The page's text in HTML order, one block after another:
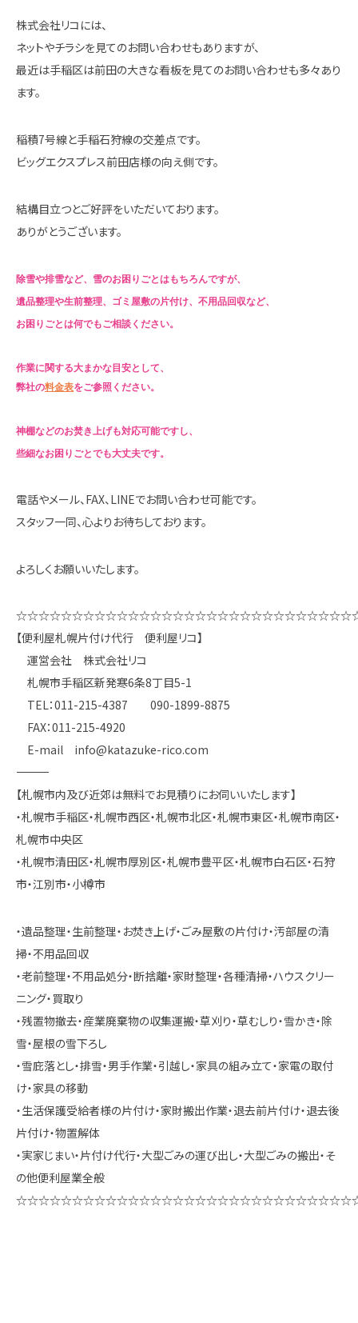
株式会社リコには、
ネットやチラシを見てのお問い合わせもありますが、
最近は手稲区は前田の大きな看板を見てのお問い合わせも多々あり
ます。
稲積7号線と手稲石狩線の交差点です。
ビッグエクスプレス前田店様の向え側です。
結構目立つとご好評をいただいております。
ありがとうございます。
除雪や排雪など、雪のお困りごとはもちろんですが、
遺品整理や生前整理、ゴミ屋敷の片付け、不用品回収など、
お困りごとは何でもご相談ください。
作業に関する大まかな目安として、
弊社の料金表をご参照ください。
神棚などのお焚き上げも対応可能ですし、
些細なお困りごとでも大丈夫です。
電話やメール、FAX、LINEでお問い合わせ可能です。
スタッフ一同、心よりお待ちしております。
よろしくお願いいたします。
【便利屋札幌片付け代行 便利屋リコ】
運営会社 株式会社リコ
札幌市手稲区新発寒6条8丁目5-1
TEL：011-215-4387 090-1899-8875
FAX：011-215-4920
E-mail info@katazuke-rico.com
――――――――――――――――――――――――――――――――――――――――
【札幌市内及び近郊は無料でお見積りにお伺いいたします】
・札幌市手稲区・札幌市西区・札幌市北区・札幌市東区・札幌市南区・
札幌市中央区
・札幌市清田区・札幌市厚別区・札幌市豊平区・札幌市白石区・石狩
市・江別市・小樽市
・遺品整理・生前整理・お焚き上げ・ごみ屋敷の片付け・汚部屋の清
掃・不用品回収
・老前整理・不用品処分・断捨離・家財整理・各種清掃・ハウスクリー
ニング・買取り
・残置物撤去・産業廃棄物の収集運搬・草刈り・草むしり・雪かき・除
雪・屋根の雪下ろし
・雪庇落とし・排雪・男手作業・引越し・家具の組み立て・家電の取付
け・家具の移動
・生活保護受給者様の片付け・家財搬出作業・退去前片付け・退去後
片付け・物置解体
・実家じまい・片付け代行・大型ごみの運び出し・大型ごみの搬出・そ
の他便利屋業全般